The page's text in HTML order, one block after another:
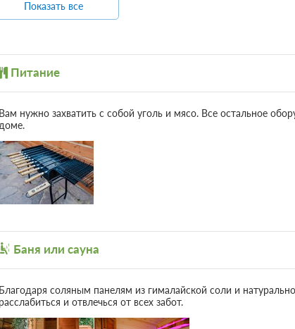
Показать все
Питание
нужно захватить с собой уголь и мясо. Все остальное
Баня или сауна
соляным панелям из гималайской соли и
и отвлечься от всех забот.